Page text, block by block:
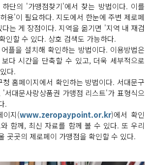
단의 '가맹점찾기'에서 찾는 방법이다. 이를
용'이 필요하다. 지도에서 한눈에 주변 제로페
는 게 장점이다. 지역을 옮기면 '지역 내 재검
인할 수 있다. 상호 검색도 가능하다.
플을 설치해 확인하는 방법이다. 이용방법은
다 시간을 단축할 수 있고, 더욱 세부적으로
다.
홈페이지에서 확인하는 방법이다. 서대문구
서대문사랑상품권 가맹점 리스트'가 표형식으
.
이지(www.zeropaypoint.or.kr)에서 확인
함께, 최신 자료를 함께 볼 수 있다. 또 우리
곳곳의 제로페이 가맹점을 확인할 수 있다.